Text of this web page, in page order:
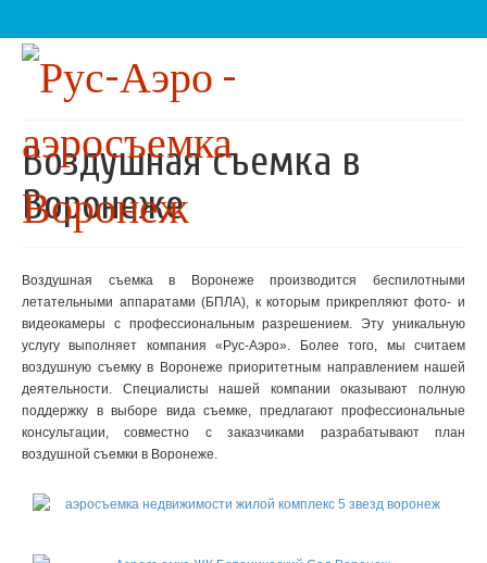
Воздушная съемка в
Воронеже
Воздушная съемка в Воронеже производится беспилотными
летательными аппаратами (БПЛА), к которым прикрепляют фото- и
видеокамеры с профессиональным разрешением. Эту уникальную
услугу выполняет компания «Рус-Аэро». Более того, мы считаем
воздушную съемку в Воронеже приоритетным направлением нашей
деятельности. Специалисты нашей компании оказывают полную
поддержку в выборе вида съемке, предлагают профессиональные
консультации, совместно с заказчиками разрабатывают план
воздушной съемки в Воронеже.